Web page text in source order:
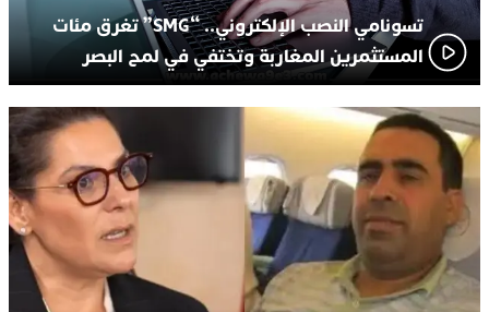
تسونامي النصب الإلكتروني.. “SMG” تغرق مئات
المستثمرين المغاربة وتختفي في لمح البصر